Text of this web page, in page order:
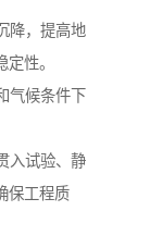
降，提高地
性。
气候条件下
入试验、静
保工程质